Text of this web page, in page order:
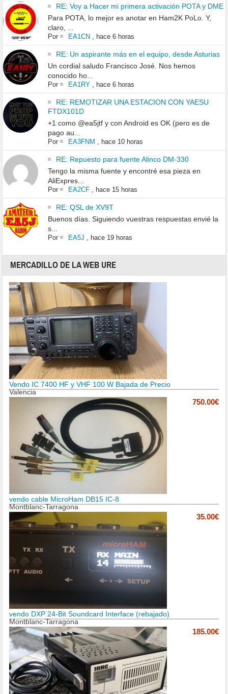
RE: Voy a Hacer mi primera activación POTA y DME
Para POTA, lo mejor es anotar en Ham2K PoLo. Y,
claro, ...
Por EA1CN, hace 6 horas
RE: Un aspirante más en el equipo, desde Asturias
Un cordial saludo Francisco José. Nos hemos
conocido ho...
Por EA1RY, hace 6 horas
RE: REMOTIZAR UNA ESTACION CON YAESU
FTDX101D
+1 como @ea5jtf y con Android es OK (pero es de
pago au...
Por EA3FNM , hace 10 horas
RE: Repuesto para fuente Alinco DM-330
Tengo la misma fuente y encontré esa pieza en
AliExpres...
Por EA2CF, hace 15 horas
RE: QSL de XV9T
Buenos días. Siguiendo vuestras respuestas envié la
s...
Por EA5J , hace 19 horas
MERCADILLO DE LA WEB URE
Vendo IC 7400 HF y VHF 100 W Bajada de Precio
Valencia
750.00€
vendo cable MicroHam DB15 IC-8
Montblanc-Tarragona
35.00€
vendo DXP 24-Bit Soundcard Interface (rebajado)
Montblanc-Tarragona
185.00€